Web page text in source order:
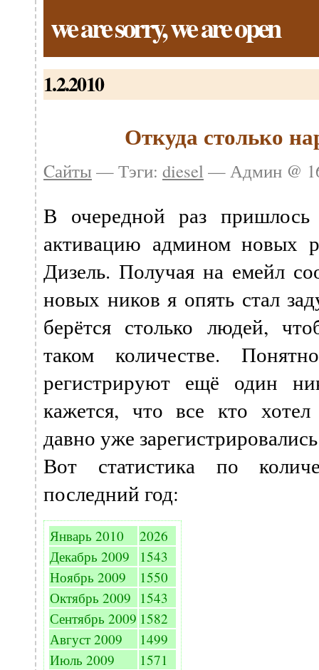
we are sorry, we are open
1.2.2010
Откуда столько
Cайты — Тэги: diesel — Админ @
В очередной раз
активацию админом новых
Дизель. Получая на емейл
новых ников я опять стал
берётся столько людей,
таком количестве.
регистрируют ещё один
кажется, что все кто хотел
давно уже
Вот статистика по
последний год:
Январь 2010
2026
Декабрь 2009
1543
Ноябрь 2009
1550
Октябрь 2009 1543
Сентябрь 2009 1582
Август 2009
1499
Июль 2009
1571